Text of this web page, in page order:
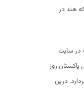
هند در
در سایت
روز
درین